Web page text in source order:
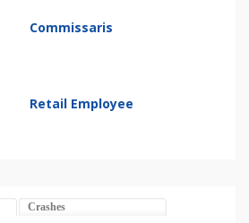
Commissaris
Retail Employee
Crashes